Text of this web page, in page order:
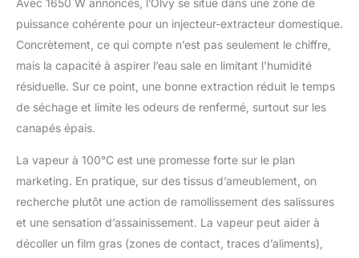
puissance cohérente pour un injecteur-extracteur domestique.
Concrètement, ce qui compte n’est pas seulement le chiffre,
mais la capacité à aspirer l’eau sale en limitant l’humidité
résiduelle. Sur ce point, une bonne extraction réduit le temps
de séchage et limite les odeurs de renfermé, surtout sur les
canapés épais.
La vapeur à 100°C est une promesse forte sur le plan
marketing. En pratique, sur des tissus d’ameublement, on
recherche plutôt une action de ramollissement des salissures
et une sensation d’assainissement. La vapeur peut aider à
décoller un film gras (zones de contact, traces d’aliments),